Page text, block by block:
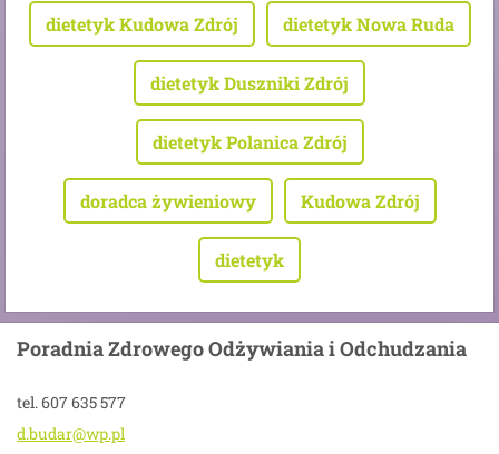
dietetyk Kudowa Zdrój dietetyk Nowa Ruda
dietetyk Duszniki Zdrój
dietetyk Polanica Zdrój
doradca żywieniowy Kudowa Zdrój
dietetyk
Poradnia Zdrowego Odżywiania i Odchudzania
tel. 607 635 577
d.budar@wp.pl